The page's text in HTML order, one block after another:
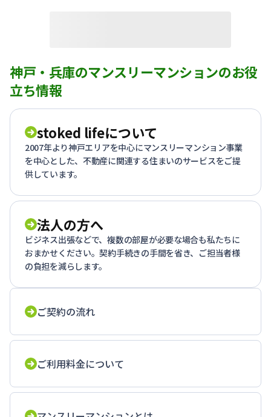
神戸・兵庫のマンスリーマンションのお役
立ち情報
stoked lifeについて
2007年より神戸エリアを中心にマンスリーマンション事業
を中心とした、不動産に関連する住まいのサービスをご提
供しています。
法人の方へ
ビジネス出張などで、複数の部屋が必要な場合も私たちに
おまかせください。契約手続きの手間を省き、ご担当者様
の負担を減らします。
ご契約の流れ
ご利用料金について